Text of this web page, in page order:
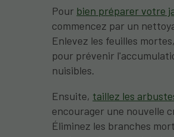
Pour bien préparer votre
commencez par un
Enlevez les feuilles
pour prévenir
nuisibles.
Ensuite, taillez les
encourager une nouvelle
Éliminez les branches